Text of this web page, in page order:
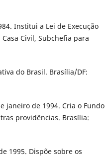
Institui a Lei de Execução
Civil, Subchefia para
do Brasil. Brasília/DF:
janeiro de 1994. Cria o Fundo
providências. Brasília:
1995. Dispõe sobre os